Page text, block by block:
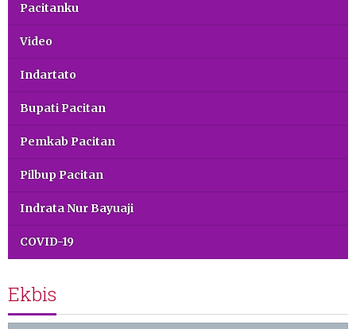
Pacitanku
Video
Indartato
Bupati Pacitan
Pemkab Pacitan
Pilbup Pacitan
Indrata Nur Bayuaji
COVID-19
Ekbis